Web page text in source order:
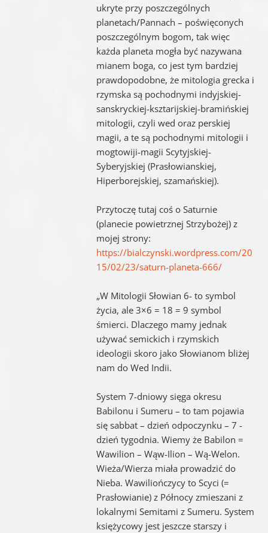
ukryte przy poszczególnych
planetach/Pannach – poświęconych
poszczególnym bogom, tak więc
każda planeta mogła być nazywana
mianem boga, co jest tym bardziej
prawdopodobne, że mitologia grecka i
rzymska są pochodnymi indyjskiej-
sanskryckiej-ksztarijskiej-bramińskiej
mitologii, czyli wed oraz perskiej
magii, a te są pochodnymi mitologii i
mogtowiji-magii Scytyjskiej-
Syberyjskiej (Prasłowianskiej,
Hiperborejskiej, szamańskiej).
Przytoczę tutaj coś o Saturnie
(planecie powietrznej Strzybożej) z
mojej strony:
https://bialczynski.wordpress.com/20
15/02/23/saturn-planeta-666/
„W Mitologii Słowian 6- to symbol
życia, ale 3×6 = 18 = 9 symbol
śmierci. Dlaczego mamy jednak
używać semickich i rzymskich
ideologii skoro jako Słowianom bliżej
nam do Wed Indii.
System 7-dniowy sięga okresu
Babilonu i Sumeru – to tam pojawia
się sabbat – dzień odpoczynku – 7 -
dzień tygodnia. Wiemy że Babilon =
Wawilion – Wąw-Ilion – Wą-Welon.
Wieża/Wierza miała prowadzić do
Nieba. Wawiliończycy to Scyci (=
Prasłowianie) z Północy zmieszani z
lokalnymi Semitami z Sumeru. System
księżycowy jest jeszcze starszy i